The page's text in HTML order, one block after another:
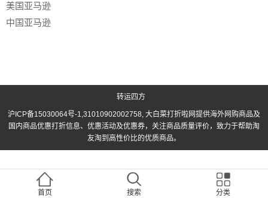
美国亚马逊
中国亚马逊
转运四方
沪ICP备15030064号-1,31010902002758, 大白菜打折啦网提供海外网购商品及
国内商品优惠打折信息、优惠活动及优惠券，关注商品质量评价，致力于帮助淘
友淘到高性价比的优质商品。
首页 搜索 分类